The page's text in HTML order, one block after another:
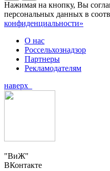
Нажимая на кнопку, Вы
персональных данных в
конфиденциальности»
О нас
Россельхознадзор
Партнеры
Рекламодателям
наверх
"ВиЖ"
ВКонтакте